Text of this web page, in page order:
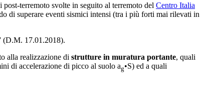
terremoto svolte in seguito al terremoto del Centro Italia
di superare eventi sismici intensi (tra i più forti mai rilevati in
(D.M. 17.01.2018).
alla realizzazione di strutture in muratura portante, quali
di accelerazione di picco al suolo ag•S) ed a quali